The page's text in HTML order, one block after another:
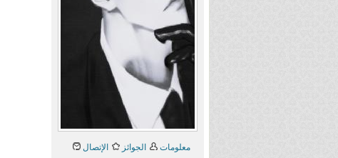
معلومات الجوائز الإتصال